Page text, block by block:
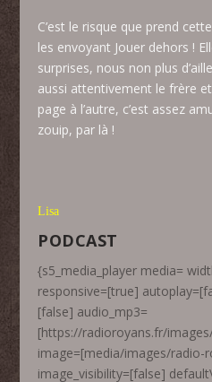
C’est le risque que prend
les envoyant Jouer dehors !
surprises, nous non plus
aussi attentivement le frère
page à l’autre, c’est assez
zouip, par là !
Lisa
PODCAST
{s5_media_player media=
responsive=[true]
[false] audio_mp3=
[https://radioroyans.fr/
image=[media/images/radio-
image_visibility=[false]